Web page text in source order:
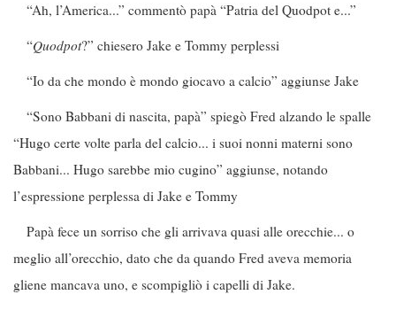
“Ah, l’America...” commentò papà “Patria del Quodpot e...”
“Quodpot?” chiesero Jake e Tommy perplessi
“Io da che mondo è mondo giocavo a calcio” aggiunse Jake
“Sono Babbani di nascita, papà” spiegò Fred alzando le spalle
“Hugo certe volte parla del calcio... i suoi nonni materni sono
Babbani... Hugo sarebbe mio cugino” aggiunse, notando
l’espressione perplessa di Jake e Tommy
Papà fece un sorriso che gli arrivava quasi alle orecchie... o
meglio all’orecchio, dato che da quando Fred aveva memoria
gliene mancava uno, e scompigliò i capelli di Jake.